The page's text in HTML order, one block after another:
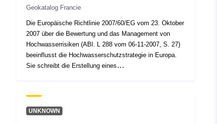
indem das Wissen über die Hochwasserbelastung
Datensatz dient der Erstellung von Karten der
Herausforderungen in einem geeigneten Maßstab.
Geokatalog Francie
Die Europäische Richtlinie 2007/60/EG vom 23. Oktober
2007 über die Bewertung und das Management von
Hochwasserrisiken (ABl. L 288 vom 06-11-2007, S. 27)
beeinflusst die Hochwasserschutzstrategie in Europa.
Sie schreibt die Erstellung eines
die menschliche Gesundheit, die Umwelt, das kulturelle
Erbe und die Wirtschaftstätigkeit verringert werden
UNKNOWN